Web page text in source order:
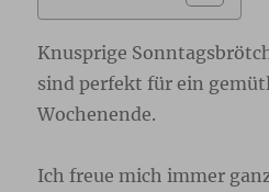
Knusprige
sind perfekt für ein
Wochenende.
Ich freue mich immer